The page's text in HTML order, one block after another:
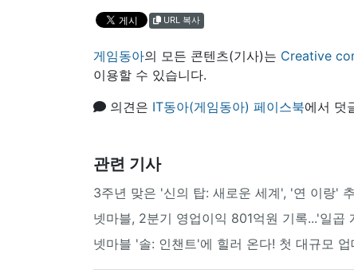
URL 복사
게임동아의 모든 콘텐츠(기사)는 Creative
이용할 수 있습니다.
의견은 IT동아(게임동아) 페이스북에서 덧
관련 기사
3주년 맞은 '신의 탑: 새로운 세계', '연 이랑'
넷마블, 2분기 영업이익 801억원 기록...'일
넷마블 '솔: 인챈트'에 힐러 온다! 첫 대규모